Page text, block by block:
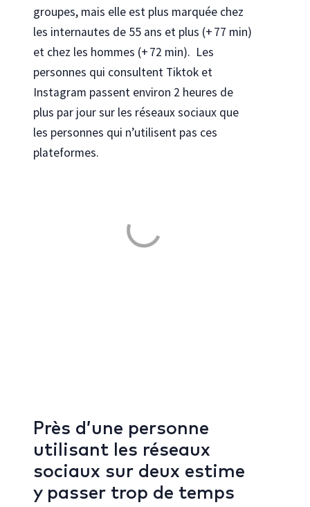
groupes, mais elle est plus marquée chez
les internautes de 55 ans et plus (+ 77 min)
et chez les hommes (+ 72 min). Les
personnes qui consultent Tiktok et
Instagram passent environ 2 heures de
plus par jour sur les réseaux sociaux que
les personnes qui n’utilisent pas ces
plateformes.
Près d’une personne
utilisant les réseaux
sociaux sur deux estime
y passer trop de temps